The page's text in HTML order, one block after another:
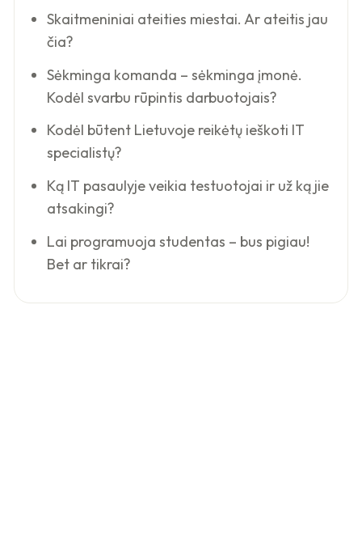
Skaitmeniniai ateities miestai. Ar ateitis jau
čia?
Sėkminga komanda – sėkminga įmonė.
Kodėl svarbu rūpintis darbuotojais?
Kodėl būtent Lietuvoje reikėtų ieškoti IT
specialistų?
Ką IT pasaulyje veikia testuotojai ir už ką jie
atsakingi?
Lai programuoja studentas – bus pigiau!
Bet ar tikrai?